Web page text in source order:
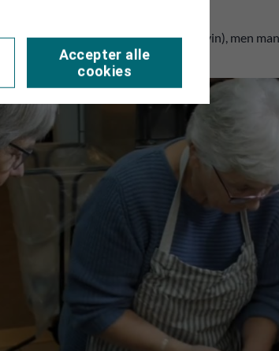
for at købe drikkevarer (vand/øl/vin), men
Accepter alle
cookies